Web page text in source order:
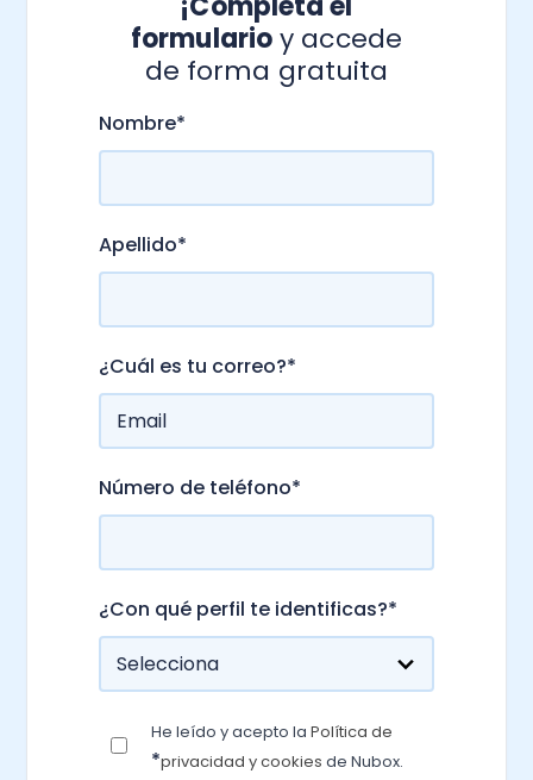
formularioy accede
de forma gratuita
Nombre*
Apellido*
¿Cuál es tu correo?*
Número de teléfono*
¿Con qué perfil te identificas?*
He leído y acepto laPolítica de
privacidad y cookies de Nubox.
*